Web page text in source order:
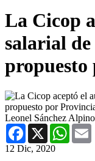
La Cicop
salarial
Leonel Sánchez Alpino
Facebook
X
12 Dic, 2020